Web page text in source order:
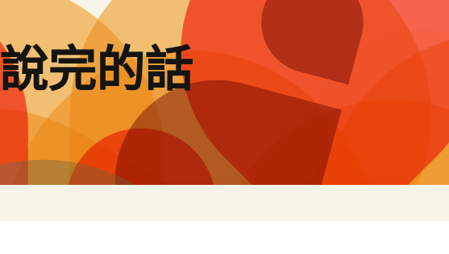
完的話